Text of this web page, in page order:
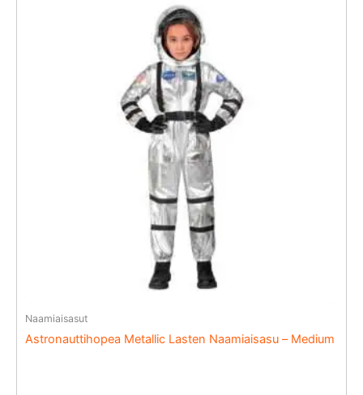
Naamiaisasut
Astronauttihopea Metallic Lasten Naamiaisasu – Medium